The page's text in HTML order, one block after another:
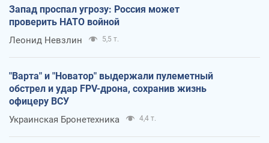
Запад проспал угрозу: Россия может
проверить НАТО войной
Леонид Невзлин 5,5 т.
"Варта" и "Новатор" выдержали пулеметный
обстрел и удар FPV-дрона, сохранив жизнь
офицеру ВСУ
Украинская Бронетехника 4,4 т.